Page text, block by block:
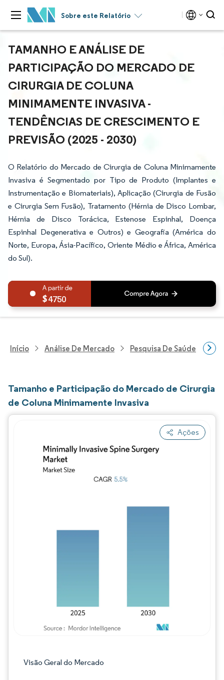
Sobre este Relatório
TAMANHO E ANÁLISE DE
PARTICIPAÇÃO DO MERCADO DE
CIRURGIA DE COLUNA
MINIMAMENTE INVASIVA -
TENDÊNCIAS DE CRESCIMENTO E
PREVISÃO (2025 - 2030)
O Relatório do Mercado de Cirurgia de Coluna Minimamente
Invasiva é Segmentado por Tipo de Produto (Implantes e
Instrumentação e Biomateriais), Aplicação (Cirurgia de Fusão
e Cirurgia Sem Fusão), Tratamento (Hérnia de Disco Lombar,
Hérnia de Disco Torácica, Estenose Espinhal, Doença
Espinhal Degenerativa e Outros) e Geografia (América do
Norte, Europa, Ásia-Pacífico, Oriente Médio e África, América
do Sul).
4750
Início Análise De Mercado Pesquisa De Saúde
Tamanho e Participação do Mercado de Cirurgia
de Coluna Minimamente Invasiva
Ações
Visão Geral do Mercado